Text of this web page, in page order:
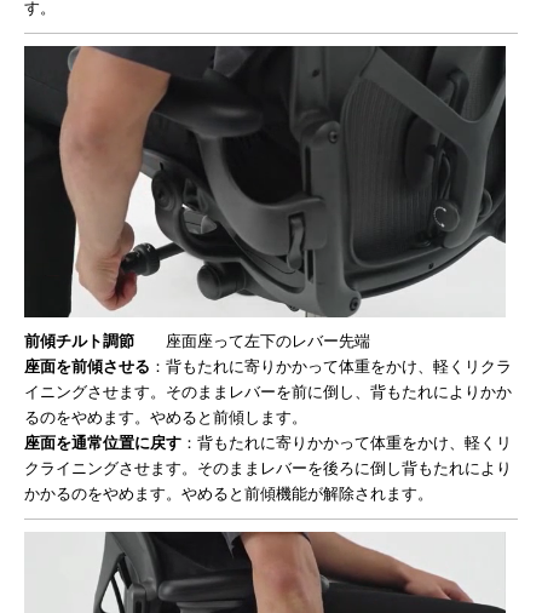
す。
前傾チルト調節 座面座って左下のレバー先端
座面を前傾させる ：背もたれに寄りかかって体重をかけ、軽くリクラ
イニングさせます。そのままレバーを前に倒し、背もたれによりかか
るのをやめます。やめると前傾します。
座面を通常位置に戻す ：背もたれに寄りかかって体重をかけ、軽くリ
クライニングさせます。そのままレバーを後ろに倒し背もたれにより
かかるのをやめます。やめると前傾機能が解除されます。